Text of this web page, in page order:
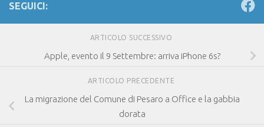
SEGUICI:
ARTICOLO SUCCESSIVO
Apple, evento il 9 Settembre: arriva iPhone 6s?
ARTICOLO PRECEDENTE
La migrazione del Comune di Pesaro a Office e la gabbia
dorata